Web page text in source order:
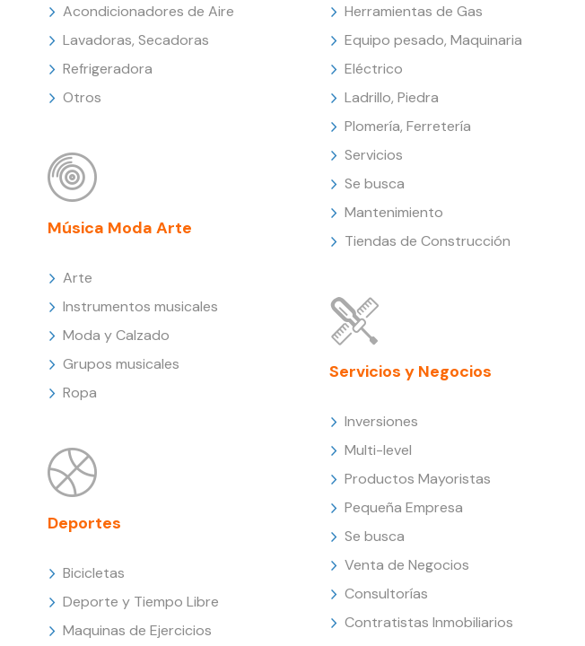
Acondicionadores de Aire
Lavadoras, Secadoras
Refrigeradora
Otros
Música Moda Arte
Arte
Instrumentos musicales
Moda y Calzado
Grupos musicales
Ropa
Deportes
Bicicletas
Deporte y Tiempo Libre
Maquinas de Ejercicios
Herramientas de Gas
Equipo pesado, Maquinaria
Eléctrico
Ladrillo, Piedra
Plomería, Ferretería
Servicios
Se busca
Mantenimiento
Tiendas de Construcción
Servicios y Negocios
Inversiones
Multi-level
Productos Mayoristas
Pequeña Empresa
Se busca
Venta de Negocios
Consultorías
Contratistas Inmobiliarios